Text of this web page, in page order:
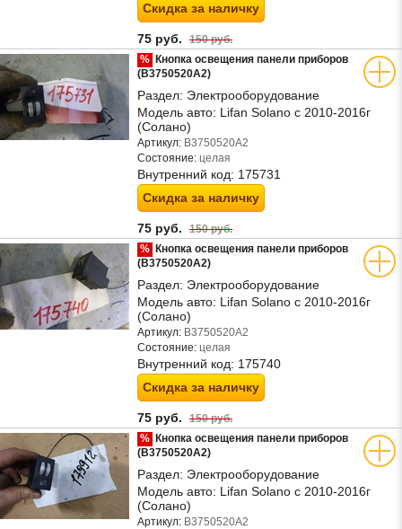
Скидка за наличку
75 руб. 150 руб.
% Кнопка освещения панели приборов
(B3750520A2)
Раздел: Электрооборудование
Модель авто: Lifan Solano с 2010-2016г
(Солано)
Артикул: B3750520A2
Состояние: целая
Внутренний код: 175731
Скидка за наличку
75 руб. 150 руб.
% Кнопка освещения панели приборов
(B3750520A2)
Раздел: Электрооборудование
Модель авто: Lifan Solano с 2010-2016г
(Солано)
Артикул: B3750520A2
Состояние: целая
Внутренний код: 175740
Скидка за наличку
75 руб. 150 руб.
% Кнопка освещения панели приборов
(B3750520A2)
Раздел: Электрооборудование
Модель авто: Lifan Solano с 2010-2016г
(Солано)
Артикул: B3750520A2